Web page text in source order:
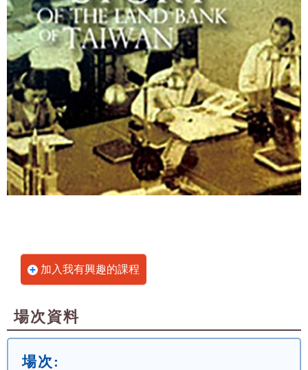
加入我有興趣的課程
場次資料
場次: